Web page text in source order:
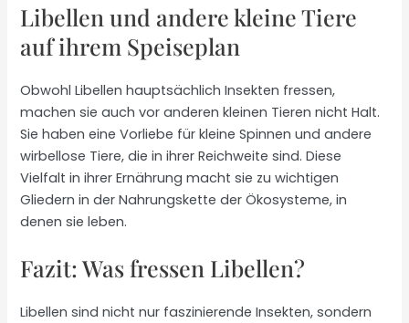
Libellen und andere kleine Tiere
auf ihrem Speiseplan
Obwohl Libellen hauptsächlich Insekten fressen,
machen sie auch vor anderen kleinen Tieren nicht Halt.
Sie haben eine Vorliebe für kleine Spinnen und andere
wirbellose Tiere, die in ihrer Reichweite sind. Diese
Vielfalt in ihrer Ernährung macht sie zu wichtigen
Gliedern in der Nahrungskette der Ökosysteme, in
denen sie leben.
Fazit: Was fressen Libellen?
Libellen sind nicht nur faszinierende Insekten, sondern